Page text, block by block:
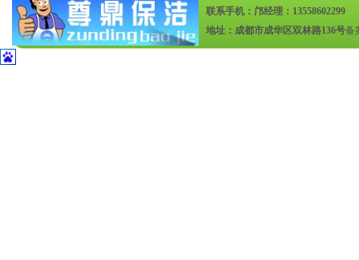
联系手机：邝经理：13558602299
地址：成都市成华区双林路136号备